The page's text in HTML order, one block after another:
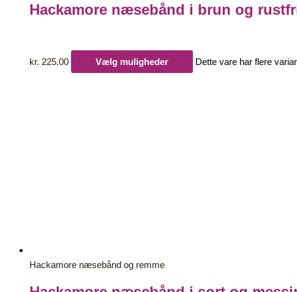
Hackamore næsebånd i brun og
kr. 225.00 Vælg muligheder Dette vare har flere
Hackamore næsebånd og remme